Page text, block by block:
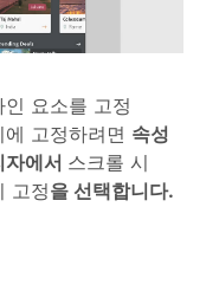
인 요소를 고정
에 고정하려면 속성
자에서 스크롤 시
고정을 선택합니다.